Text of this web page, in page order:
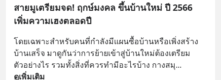
สายมูเตรียมจด! ฤกษ์มงคล ขึ้นบ้านใหม่ ปี 2566
เพิ่มความเฮงตลอดปี
โดยเฉพาะสำหรับคนที่กำลังมีแผนซื้อบ้านหรือเพิ่งสร้าง
บ้านเสร็จ มาดูกันว่าการย้ายเข้าสู่บ้านใหม่ต้องเตรียม
ตัวอย่างไร รวมทั้งสิ่งที่ควรทำมีอะไรบ้าง กางสมุ...
ดูเพิ่มเติม